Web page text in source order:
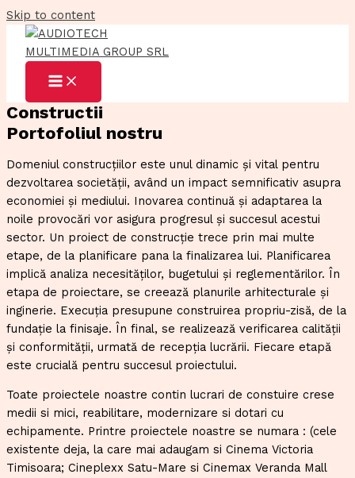
Skip to content
Constructii
Portofoliul nostru
Domeniul construcțiilor este unul dinamic și vital pentru
dezvoltarea societății, având un impact semnificativ asupra
economiei și mediului. Inovarea continuă și adaptarea la
noile provocări vor asigura progresul și succesul acestui
sector. Un proiect de construcție trece prin mai multe
etape, de la planificare pana la finalizarea lui. Planificarea
implică analiza necesităților, bugetului și reglementărilor. În
etapa de proiectare, se creează planurile arhitecturale și
inginerie. Execuția presupune construirea propriu-zisă, de la
fundație la finisaje. În final, se realizează verificarea calității
și conformității, urmată de recepția lucrării. Fiecare etapă
este crucială pentru succesul proiectului.
Toate proiectele noastre contin lucrari de constuire crese
medii si mici, reabilitare, modernizare si dotari cu
echipamente. Printre proiectele noastre se numara : (cele
existente deja, la care mai adaugam si Cinema Victoria
Timisoara; Cineplexx Satu-Mare si Cinemax Veranda Mall